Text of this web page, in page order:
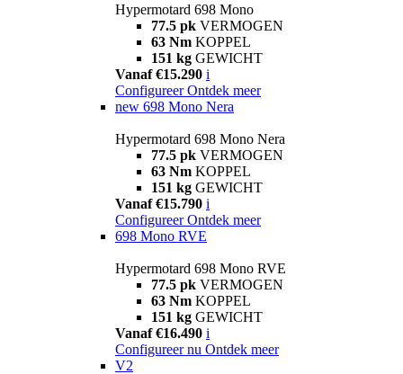
Hypermotard 698 Mono
77.5 pk VERMOGEN
63 Nm KOPPEL
151 kg GEWICHT
Vanaf €15.290 i
Configureer Ontdek meer
new 698 Mono Nera
Hypermotard 698 Mono Nera
77.5 pk VERMOGEN
63 Nm KOPPEL
151 kg GEWICHT
Vanaf €15.790 i
Configureer Ontdek meer
698 Mono RVE
Hypermotard 698 Mono RVE
77.5 pk VERMOGEN
63 Nm KOPPEL
151 kg GEWICHT
Vanaf €16.490 i
Configureer nu Ontdek meer
V2